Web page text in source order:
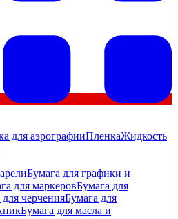
для аэрографииПленкаЖидкость
Бумага для графики и
для маркеровБумага для
черченияБумага для
Бумага для масла и